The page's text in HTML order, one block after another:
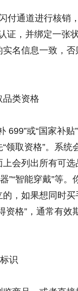
付通道进行核销
证，并绑定一张
名信息一致，
品类资格
或“国家补贴
领取资格”。系
会列出所有可选
器”“智能穿戴”等
，如果想同时
资格”，通常有
识